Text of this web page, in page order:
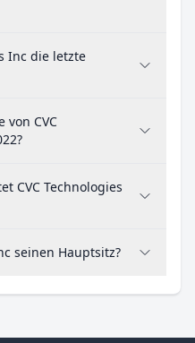
Inc die letzte
von CVC
CVC Technologies
seinen Hauptsitz?